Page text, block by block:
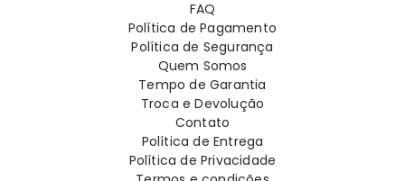
FAQ
Política de Pagamento
Política de Segurança
Quem Somos
Tempo de Garantia
Troca e Devolução
Contato
Política de Entrega
Política de Privacidade